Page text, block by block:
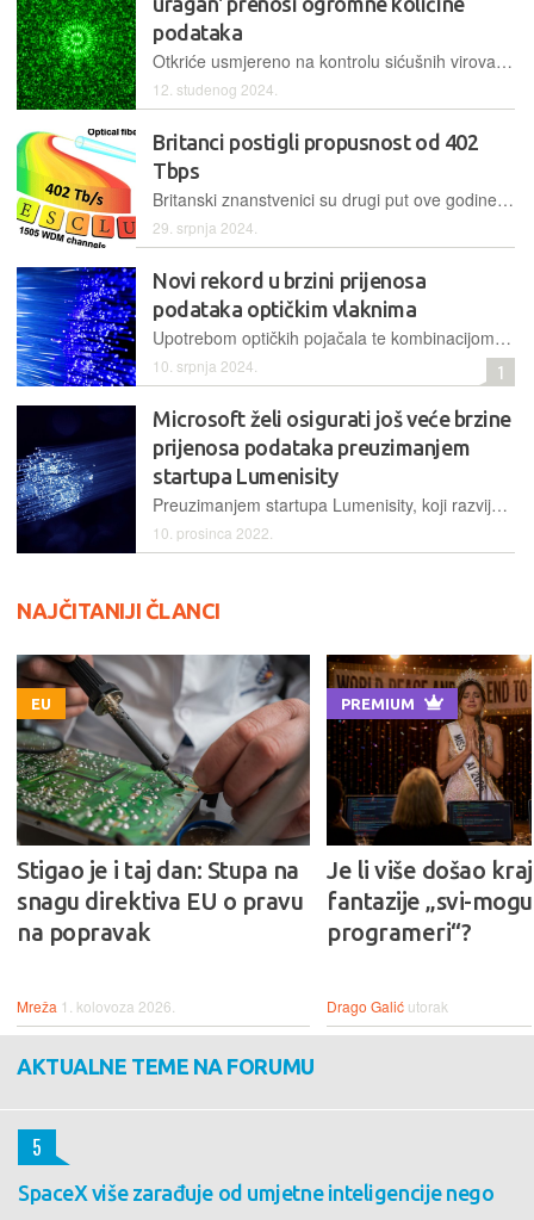
podataka
Otkriće usmjereno na kontrolu sićušnih virova svjetlosti i elektromagnetskih polja moglo bi revolucionirati količinu informacija koje možemo isporučiti putem kabela
12. studenog 2024.
Britanci postigli propusnost od 402
Tbps
Britanski znanstvenici su drugi put ove godine oborili svjetski rekord; nova optička veza radi 1,6 milijuna puta brže od kućne širokopojasne veze
29. srpnja 2024.
Novi rekord u brzini prijenosa
podataka optičkim vlaknima
Upotrebom optičkih pojačala te kombinacijom visokofrekventnih pojaseva valnih duljina omogućena je brzina prijenosa od 402 terabita u sekundi, a glavna prednost je mogućnost korištenja postojećih komercijalnih optičkih kablova na zemlji i dnu oceana
10. srpnja 2024. 1
Microsoft želi osigurati još veće brzine
prijenosa podataka preuzimanjem
startupa Lumenisity
Preuzimanjem startupa Lumenisity, koji razvija brze kabele za prijenos podataka, Microsoft želi proširiti sposobnost da dodatno optimizira svoju globalnu infrastrukturu u oblaku
10. prosinca 2022.
NAJČITANIJI ČLANCI
EU
Stigao je i taj dan: Stupa na
snagu direktiva EU o pravu
na popravak
Mreža 1. kolovoza 2026.
PREMIUM
Je li više došao kraj
fantazije „svi-
programeri“?
Drago Galić utorak
AKTUALNE TEME NA FORUMU
SpaceX više zarađuje od umjetne inteligencije nego
5